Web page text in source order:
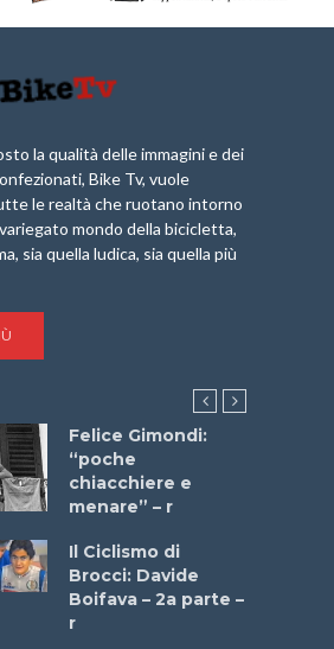
la qualità delle immagini e dei
Bike Tv, vuole
le realtà che ruotano intorno
mondo della bicicletta,
sia quella ludica, sia quella più
Felice Gimondi:
“poche
chiacchiere e
menare” – r
Il Ciclismo di
Brocci: Davide
Boifava – 2a parte –
r